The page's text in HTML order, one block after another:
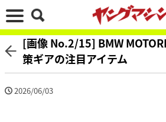
[画像 No.2/15] BMW
策ギアの注目アイテム
2026/06/03